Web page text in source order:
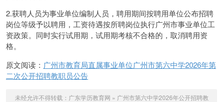
2.获聘人员为事业单位编制人员，聘用期间按聘用单位公布招聘
岗位等级予以聘用，工资待遇按所聘岗位执行广州市事业单位工
资政策。同时实行试用期，试用期考核不合格的，取消聘用资
格。
原文阅读： 广州市教育局直属事业单位广州市第六中学2026年第
二次公开招聘教职员公告
未经允许不得转载： 广东学历教育网 » 广州市第六中学2026年公开招聘教